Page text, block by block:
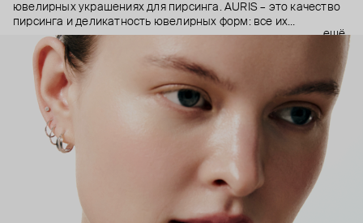
ювелирных украшениях для пирсинга. AURIS – это качество
пирсинга и деликатность ювелирных форм: все их
украшения ручной работы. В процессе создания участвуют
как профессиональные пирсеры (они отвечают за
безопасность и эргономичность пирсинга), так и ювелирные
стилисты (благодаря им дизайн соответствует трендам, а
украшения легко сочетаются между собой).
Украшения AURIS – для тех, кто открыто выражает себя, но
делает это интеллигентно и по-взрослому.
ещё